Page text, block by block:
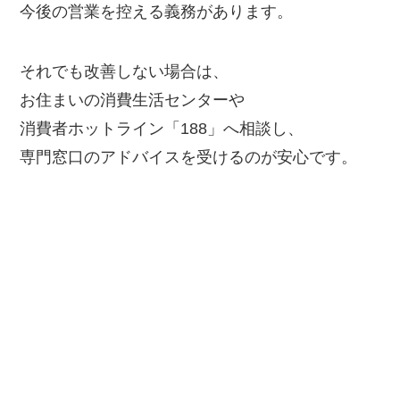
今後の営業を控える義務があります。
それでも改善しない場合は、
お住まいの消費生活センターや
消費者ホットライン「188」へ相談し、
専門窓口のアドバイスを受けるのが安心です。